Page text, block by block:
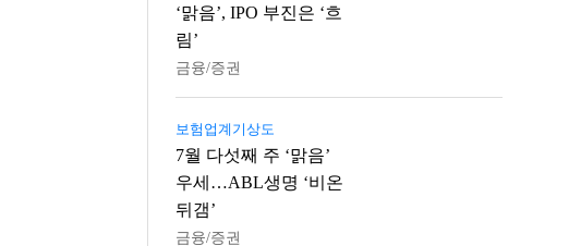
‘맑음’, IPO 부진은 ‘흐
림’
금융/증권
보험업계기상도
7월 다섯째 주 ‘맑음’
우세…ABL생명 ‘비온
뒤갬’
금융/증권